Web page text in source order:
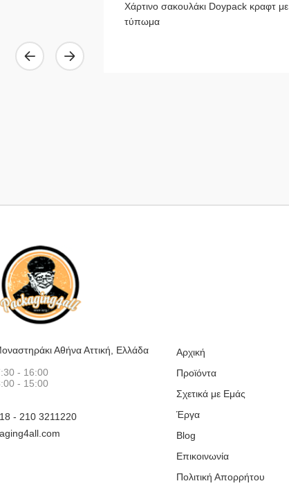
Χάρτινο σακουλάκι Doypack κραφτ με
τύπωμα
Αθήνα Αττική, Ελλάδα
- 16:00
- 15:00
- 210 3211220
Αρχική
Προϊόντα
Σχετικά με Εμάς
Έργα
Blog
Επικοινωνία
Πολιτική Απορρήτου